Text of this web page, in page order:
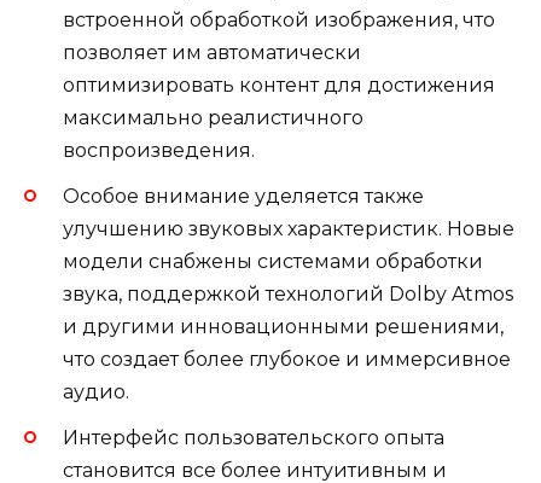
встроенной обработкой изображения, что
позволяет им автоматически
оптимизировать контент для достижения
максимально реалистичного
воспроизведения.
Особое внимание уделяется также
улучшению звуковых характеристик. Новые
модели снабжены системами обработки
звука, поддержкой технологий Dolby Atmos
и другими инновационными решениями,
что создает более глубокое и иммерсивное
аудио.
Интерфейс пользовательского опыта
становится все более интуитивным и